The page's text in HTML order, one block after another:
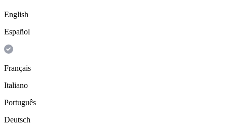
English
Español
Français
Italiano
Português
Deutsch